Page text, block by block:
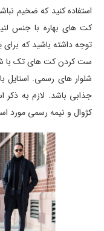
استفاده کنید که ضخیم
کت های بهاره با جنس
ست کردن کت های تک با
شلوار های رسمی.
جذابی باشد. لازم به ذکر
کژوال و نیمه رسمی مورد